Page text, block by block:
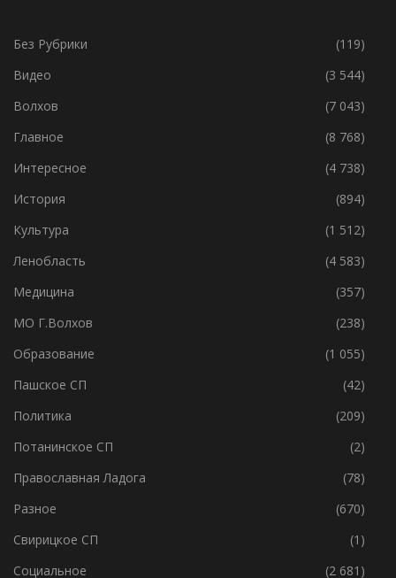
Без Рубрики
(119)
Видео
(3 544)
Волхов
(7 043)
Главное
(8 768)
Интересное
(4 738)
История
(894)
Культура
(1 512)
Ленобласть
(4 583)
Медицина
(357)
МО Г.Волхов
(238)
Образование
(1 055)
Пашское СП
(42)
Политика
(209)
Потанинское СП
(2)
Православная Ладога
(78)
Разное
(670)
Свирицкое СП
(1)
Социальное
(2 681)